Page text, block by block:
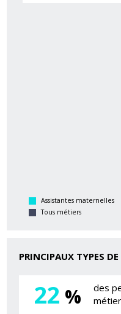
Assistantes maternelles
Tous métiers
PRINCIPAUX TYPES
22 %
des